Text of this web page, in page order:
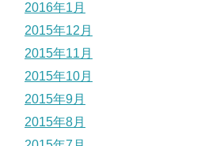
2016年1月
2015年12月
2015年11月
2015年10月
2015年9月
2015年8月